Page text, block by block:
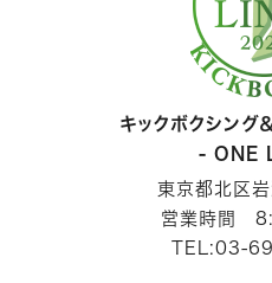
キックボクシング
- ONE
東京都北区
営業時間
TEL:03-